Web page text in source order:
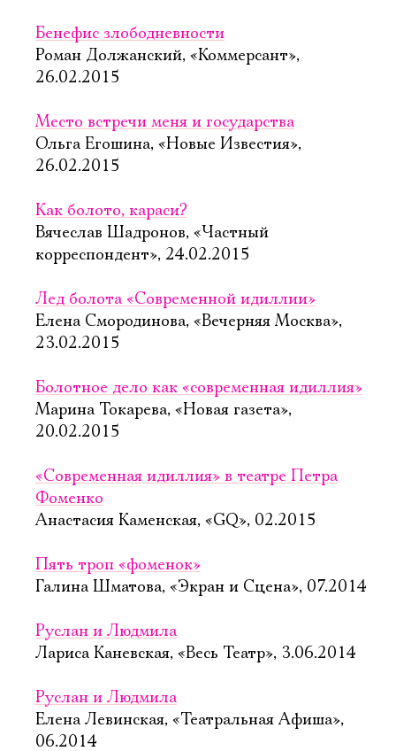
Бенефис злободневности
Роман Должанский, «Коммерсант»,
26.02.2015
Место встречи меня и государства
Ольга Егошина, «Новые Известия»,
26.02.2015
Как болото, караси?
Вячеслав Шадронов, «Частный
корреспондент», 24.02.2015
Лед болота «Современной идиллии»
Елена Смородинова, «Вечерняя Москва»,
23.02.2015
Болотное дело как «современная идиллия»
Марина Токарева, «Новая газета»,
20.02.2015
«Современная идиллия» в театре Петра
Фоменко
Анастасия Каменская, «GQ», 02.2015
Пять троп «фоменок»
Галина Шматова, «Экран и Сцена», 07.2014
Руслан и Людмила
Лариса Каневская, «Весь Театр», 3.06.2014
Руслан и Людмила
Елена Левинская, «Театральная Афиша»,
06.2014